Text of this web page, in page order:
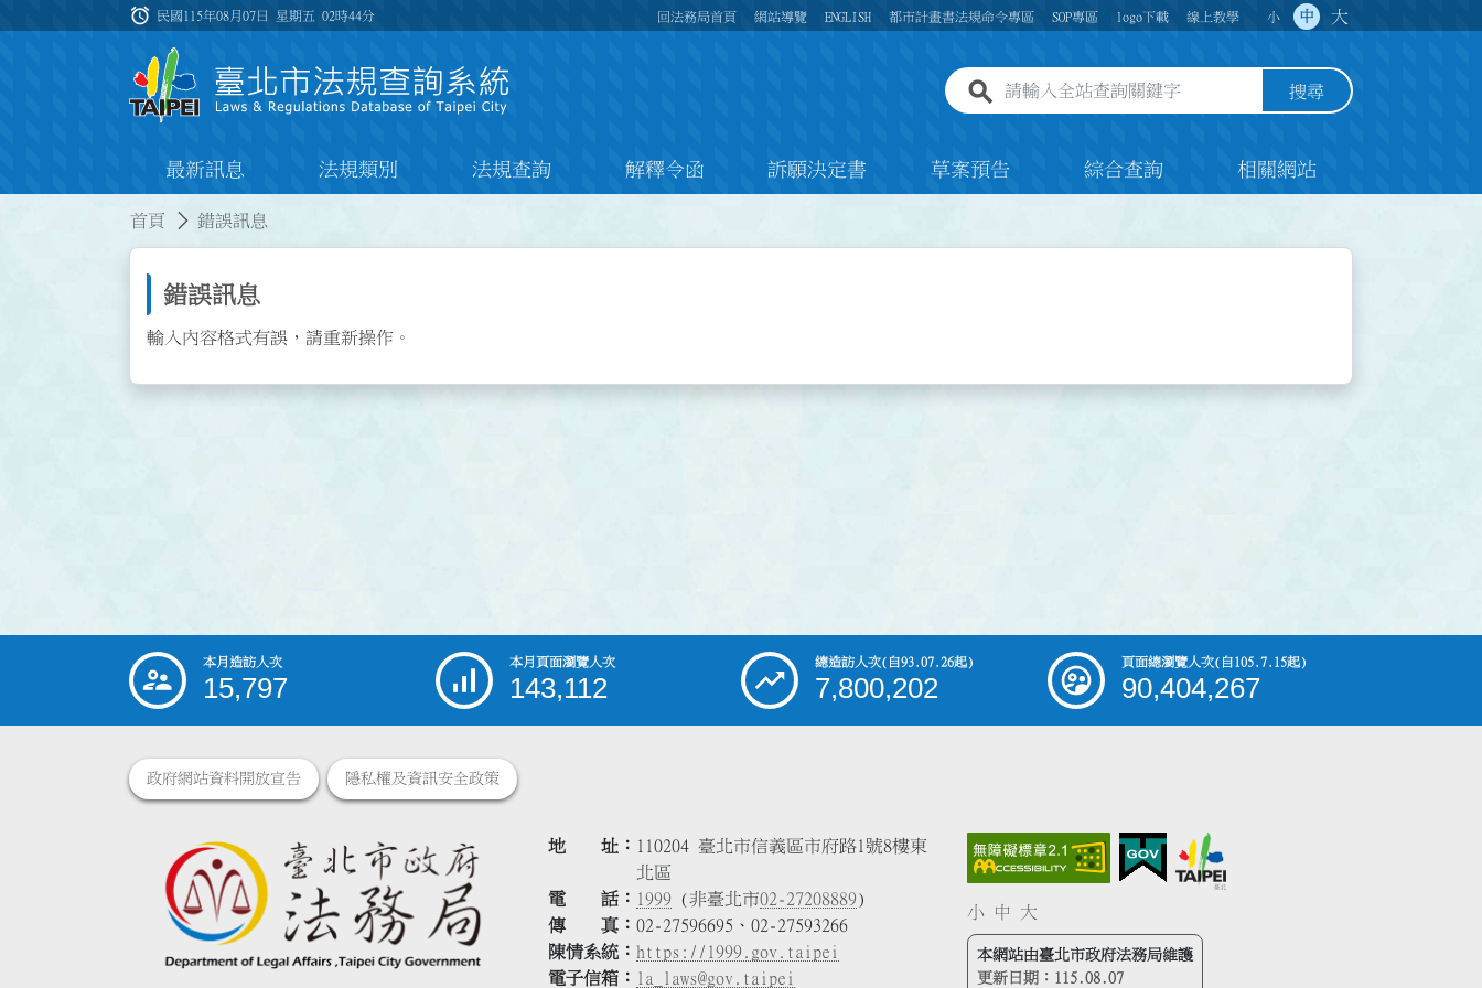
:::
alarm 民國115年08月07日 星期五02時44分 回法務局首頁 網站導覽 ENGLISH 都市計畫書法規命令專區 SOP專區 logo下載 線上教學 小 中 大
全站查詢關鍵字欄位 搜尋
最新訊息 法規類別 法規查詢 解釋令函 訴願決定書 草案預告 綜合查詢 相關網站
首頁 錯誤訊息
錯誤訊息
輸入內容格式有誤，請重新操作。
::: 本月造訪人次
15,797
本月頁面瀏覽人次
143,112
總造訪人次(自93.07.26起)
7,800,202
頁面總瀏覽人次(自105.7.15起)
90,404,267
政府網站資料開放宣告 隱私權及資訊安全政策
地 址
110204 臺北市信義區市府路1號8樓東
北區
電 話
1999 (非臺北市02-27208889)
傳 真
02-27596695、02-27593266
陳情系統
https://1999.gov.taipei
電子信箱
la_laws@gov.taipei
小 中 大
本網站由臺北市政府法務局維護
更新日期： 115.08.07